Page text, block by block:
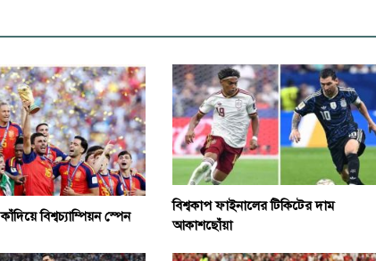
বিশ্বচ্যাম্পিয়ন স্পেন
বিশ্বকাপ ফাইনালের টিকিটের দাম
আকাশছোঁয়া